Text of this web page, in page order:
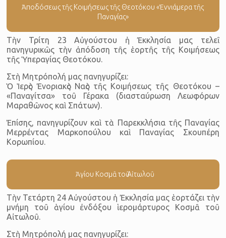
Ἀποδόσεως τῆς Κοιμήσεως τῆς Θεοτόκου «Ἐννιάμερα τῆς
Παναγίας»
Τὴν Τρίτη 23 Αὐγούστου ἡ Ἐκκλησία μας τελεῖ
πανηγυρικῶς τὴν ἀπόδοση τῆς ἑορτῆς τῆς Κοιμήσεως
τῆς Ὑπεραγίας Θεοτόκου.
Στὴ Μητρόπολή μας πανηγυρίζει:
Ὁ Ἱερὸς Ἐνοριακὸς Ναὸς τῆς Κοιμήσεως τῆς Θεοτόκου –
«Παναγίτσα» τοῦ Γέρακα (διασταύρωση Λεωφόρων
Μαραθῶνος καὶ Σπάτων).
Ἐπίσης, πανηγυρίζουν καὶ τὰ Παρεκκλήσια τῆς Παναγίας
Μερρέντας Μαρκοπούλου καὶ Παναγίας Σκουπέρη
Κορωπίου.
Ἁγίου Κοσμᾶ τοῦ Αἰτωλοῦ
Τὴν Τετάρτη 24 Αὐγούστου ἡ Ἐκκλησία μας ἑορτάζει τὴν
μνήμη τοῦ ἁγίου ἐνδόξου ἱερομάρτυρος Κοσμᾶ τοῦ
Αἰτωλοῦ.
Στὴ Μητρόπολή μας πανηγυρίζει: